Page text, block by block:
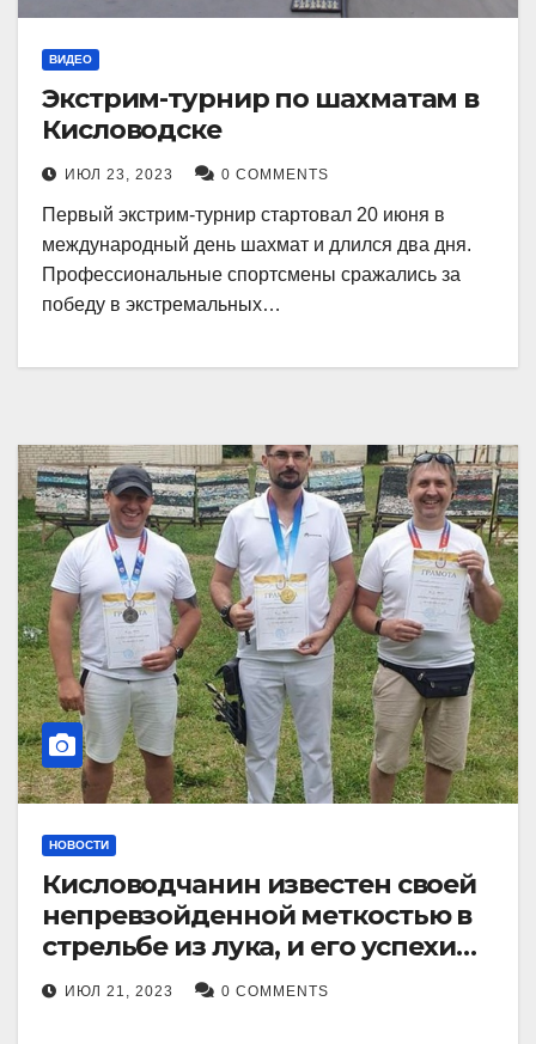
ВИДЕО
Экстрим-турнир по шахматам в
Кисловодске
ИЮЛ 23, 2023 0 COMMENTS
Первый экстрим-турнир стартовал 20 июня в
международный день шахмат и длился два дня.
Профессиональные спортсмены сражались за
победу в экстремальных…
НОВОСТИ
Кисловодчанин известен своей
непревзойденной меткостью в
стрельбе из лука, и его успехи
прославили его в
Ставропольском крае.
ИЮЛ 21, 2023 0 COMMENTS